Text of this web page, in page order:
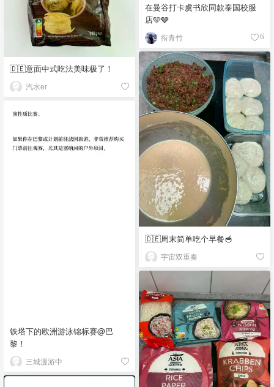
在曼谷打卡虞书欣同款泰国校服
店🩵🩶
衔青竹 6
🇩🇪意面中式吃法美味极了！
汽水er
🇩🇪周末简单吃个早餐🥣
宇宙双重奏
铁塔下的欧洲游泳锦标赛@巴
黎！
三城漫游中